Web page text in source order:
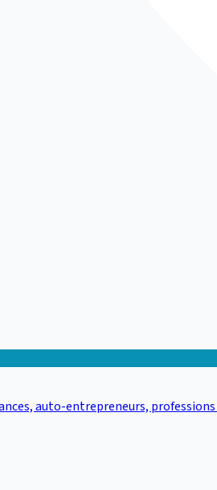
auto-entrepreneurs,